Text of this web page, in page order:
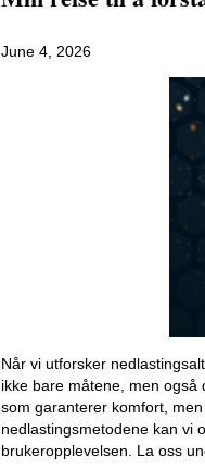
June 4, 2026
Når vi utforsker
ikke bare måtene, men
som garanterer komfort,
nedlastingsmetodene kan vi
brukeropplevelsen. La oss